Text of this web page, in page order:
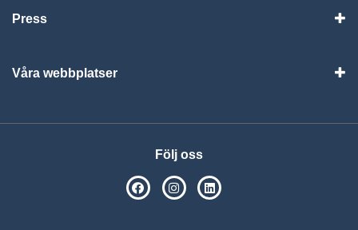
Press
Våra webbplatser
Följ oss
SPSM på Facebook
SPSM på Instagram